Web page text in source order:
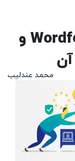
افزونه Wordfence Security و
محمد عندلیب